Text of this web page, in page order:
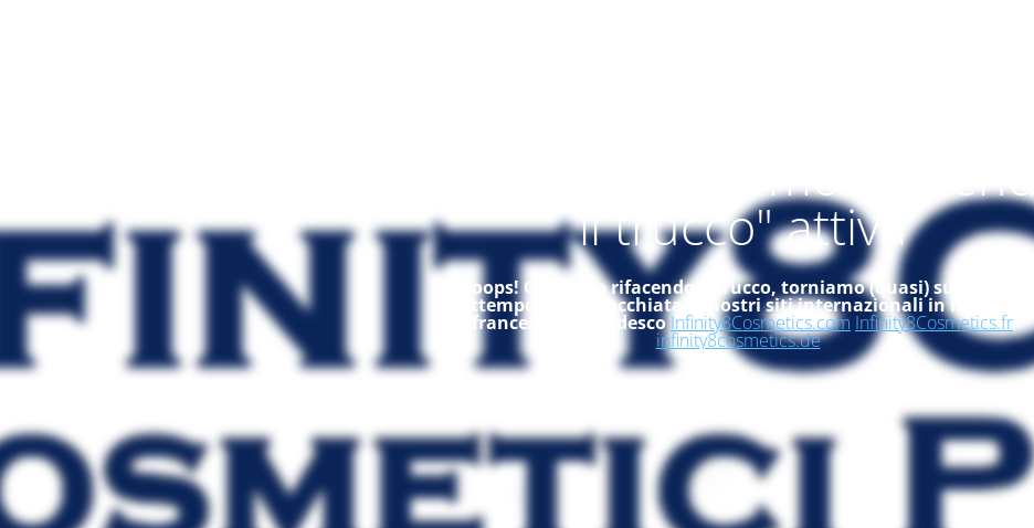
Modalità "ci stiamo rifacendo
il trucco" attiva
Ooops! Ci stiamo rifacendo il trucco, torniamo (quasi) subito, nel
frattempo, dai un'occhiata ai nostri siti internazionali in inglese, in
francese ed in tedesco Infinity8Cosmetics.com Infinity8Cosmetics.fr
infinity8cosmetics.de